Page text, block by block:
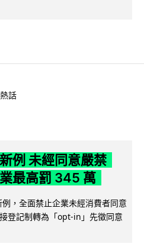
話
例 未經同意嚴禁
最高罰 345 萬
，全面禁止企業未經消費者同意
登記制轉為「opt-in」先徵同意